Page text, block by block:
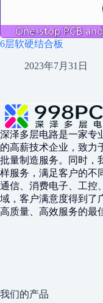
6层软硬结合板
2023年7月31日
深泽多层电路是一家专
的高薪技术企业，致力
批量制造服务。同时，
样服务，满足客户的不
通信、消费电子、工控
域，客户满意度得到了
高质量、高效服务的最
我们的产品